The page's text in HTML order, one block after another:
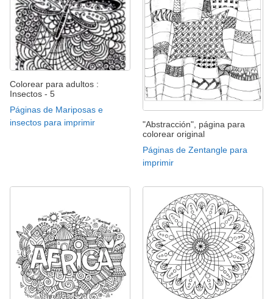
Colorear para adultos :
Insectos - 5
Páginas de Mariposas e
insectos para imprimir
"Abstracción", página para
colorear original
Páginas de Zentangle para
imprimir